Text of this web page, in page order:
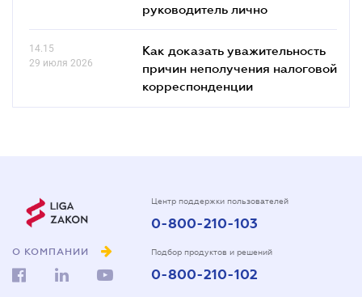
руководитель лично
14.15
29 июля 2026
Как доказать уважительность
причин неполучения налоговой
корреспонденции
О КОМПАНИИ
Центр поддержки пользователей
0-800-210-103
Подбор продуктов и решений
0-800-210-102